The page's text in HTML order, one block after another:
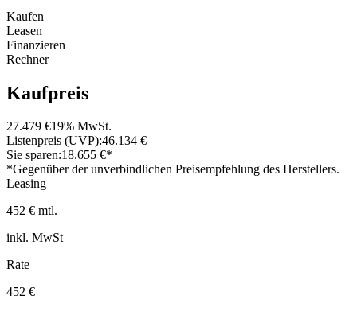
Kaufen
Leasen
Finanzieren
Rechner
Kaufpreis
27.479 €19% MwSt.
Listenpreis (UVP):46.134 €
Sie sparen:18.655 €*
*Gegenüber der unverbindlichen Preisempfehlung des Herstellers.
Leasing
452 € mtl.
inkl. MwSt
Rate
452 €